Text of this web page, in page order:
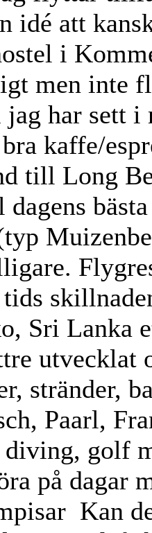
idé att
i
men inte
jag har sett
kaffe/
till Long
Sri Lanka
utvecklat
stränder,
Paarl,
diving, golf
på dagar
Kan